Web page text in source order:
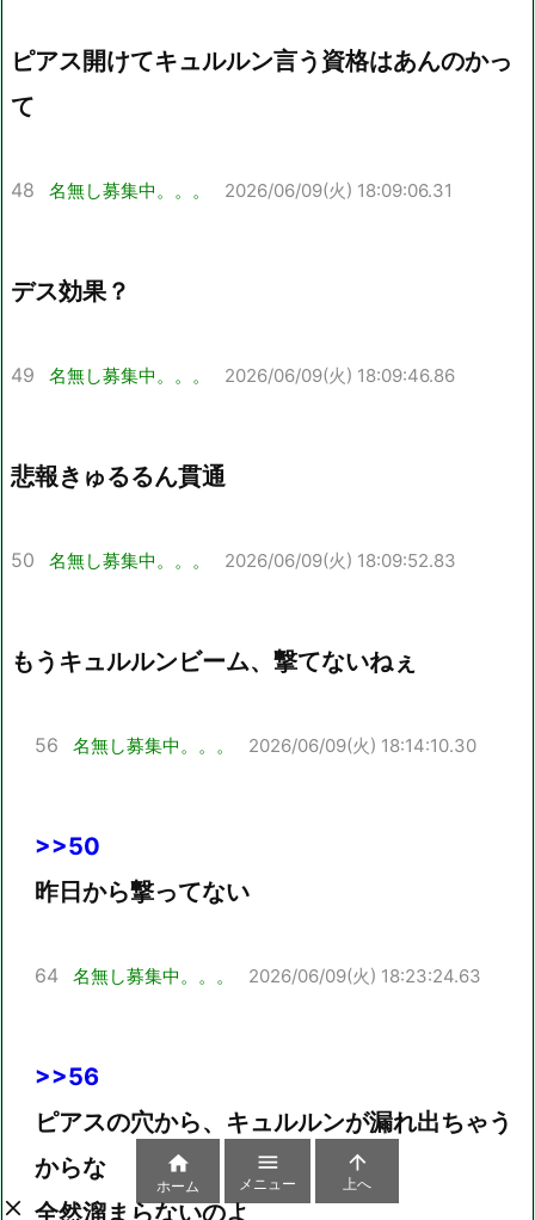
ピアス開けてキュルルン言う資格はあんのかっ
て
48 名無し募集中。。。 2026/06/09(火) 18:09:06.31
デス効果？
49 名無し募集中。。。 2026/06/09(火) 18:09:46.86
悲報きゅるるん貫通
50 名無し募集中。。。 2026/06/09(火) 18:09:52.83
もうキュルルンビーム、撃てないねぇ
56 名無し募集中。。。 2026/06/09(火) 18:14:10.30
>>50
昨日から撃ってない
64 名無し募集中。。。 2026/06/09(火) 18:23:24.63
>>56
ピアスの穴から、キュルルンが漏れ出ちゃう
からな
全然溜まらないのよ

ホーム

メニュー

上へ